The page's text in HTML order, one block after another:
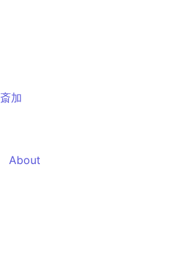
斎加
About